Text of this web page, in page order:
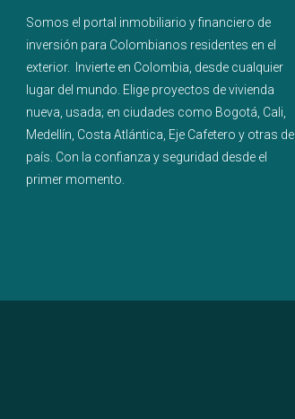
Somos el portal inmobiliario yfinanciero de
inversión para Colombianos residentes en el
exterior.
Invierte en Colombia, desde cualquier
lugar del mundo. Elige proyectos devivienda
nueva usada; en ciudades como Bogotá Cali
Medellín Costa Atlántica Eje Cafetero y otras del
país . Con la confianza y seguridad desde el
primer momento.